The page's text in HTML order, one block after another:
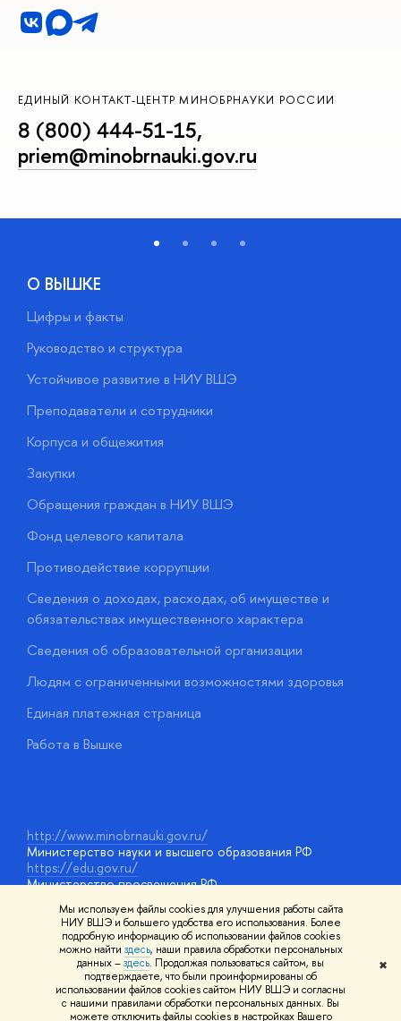
Мы используем файлы cookies для улучшения работы сайта
НИУ ВШЭ и большего удобства его использования. Более
подробную информацию об использовании файлов cookies
можно найти здесь, наши правила обработки персональных
данных –здесь. Продолжая пользоваться сайтом, вы
подтверждаете, что были проинформированы об
использовании файлов cookies сайтом НИУ ВШЭ и согласны
с нашими правилами обработки персональных данных. Вы
можете отключить файлы cookies в настройках Вашего
✖
ЕДИНЫЙ КОНТАКТ-ЦЕНТР МИНОБРНАУКИ РОССИИ
8 (800) 444-51-15,
priem@minobrnauki.gov.ru
О ВЫШКЕ
Цифры и факты
Руководство и структура
Устойчивое развитие в НИУ ВШЭ
Преподаватели и сотрудники
Корпуса и общежития
Закупки
Обращения граждан в НИУ ВШЭ
Фонд целевого капитала
Противодействие коррупции
Сведения о доходах, расходах, об имуществе и
обязательствах имущественного характера
Сведения об образовательной организации
Людям с ограниченными возможностями здоровья
Единая платежная страница
Работа в Вышке
http://www.minobrnauki.gov.ru/
Министерство науки и высшего образования РФ
https://edu.gov.ru/
Министерство просвещения РФ
https://elearning.hse.ru/mooc
Массовые открытые онлайн-курсы
© НИУ ВШЭ 1993–2026 Адреса и контактыУсловия
использования материалов Политика конфиденциальности
Шрифты HSE Sans и HSE Slab разработаны вШколе дизайна НИУ